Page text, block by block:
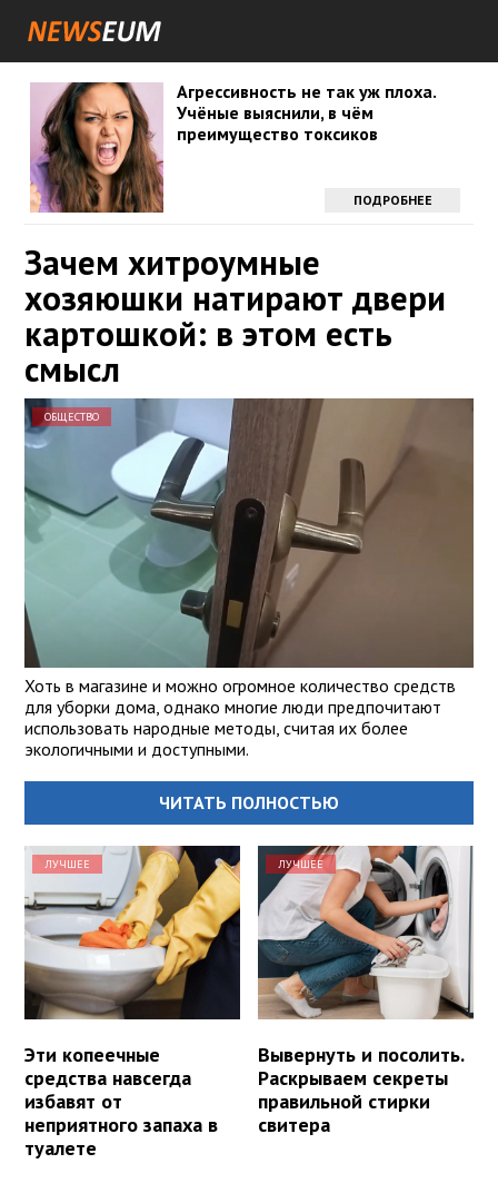
Агрессивность не так уж плоха.
Учёные выяснили, в чём
преимущество токсиков
ПОДРОБНЕЕ
Зачем хитроумные
хозяюшки натирают двери
картошкой: в этом есть
смысл
ОБЩЕСТВО
Хоть в магазине и можно огромное количество средств
для уборки дома, однако многие люди предпочитают
использовать народные методы, считая их более
экологичными и доступными.
ЧИТАТЬ ПОЛНОСТЬЮ
ЛУЧШЕЕ
Эти копеечные
средства навсегда
избавят от
неприятного запаха в
туалете
ЛУЧШЕЕ
Вывернуть и посолить.
Раскрываем секреты
правильной стирки
свитера